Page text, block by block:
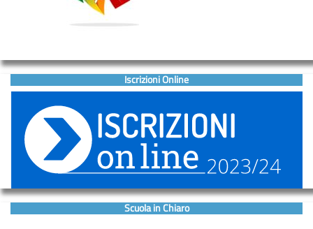
Iscrizioni Online
Scuola in Chiaro